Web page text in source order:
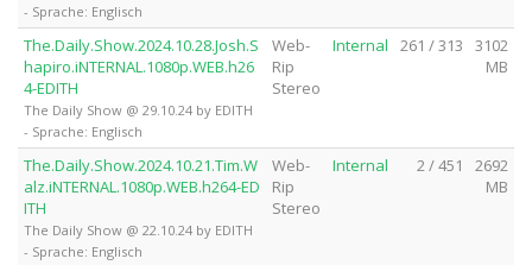
- Sprache: Englisch
The.Daily.Show.2024.10.28.Josh.S
hapiro.iNTERNAL.1080p.WEB.h26
4-EDITH
The Daily Show @ 29.10.24 by EDITH
- Sprache: Englisch
Web-
Rip
Stereo
Internal 261 / 313
3102
MB
The.Daily.Show.2024.10.21.Tim.W
alz.iNTERNAL.1080p.WEB.h264-ED
ITH
The Daily Show @ 22.10.24 by EDITH
- Sprache: Englisch
Web-
Rip
Stereo
Internal 2 / 451
2692
MB